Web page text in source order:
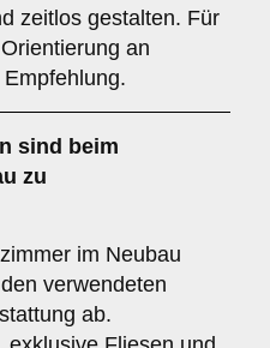
zeitlos gestalten. Für
an
sind beim
zu
im Neubau
verwendeten
ab.